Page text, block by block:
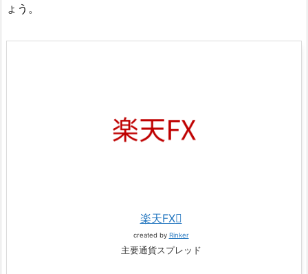
ょう。
楽天FX
created by Rinker
主要通貨スプレッド